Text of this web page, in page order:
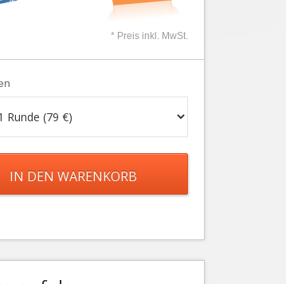
* Preis inkl. MwSt.